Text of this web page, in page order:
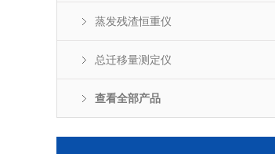
蒸发残渣恒重仪
总迁移量测定仪
查看全部产品